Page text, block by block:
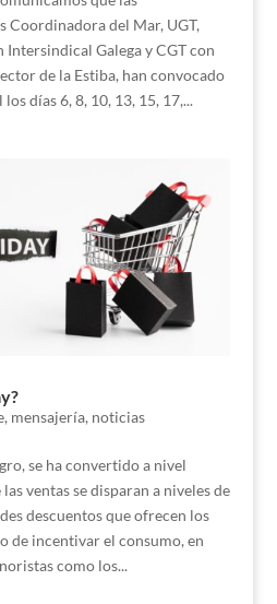
Coordinadora del Mar, UGT,
Galega y CGT con
de la Estiba, han convocado
días 6, 8, 10, 13, 15, 17,...
, mensajería, noticias
se ha convertido a nivel
ventas se disparan a niveles de
descuentos que ofrecen los
de incentivar el consumo, en
como los...